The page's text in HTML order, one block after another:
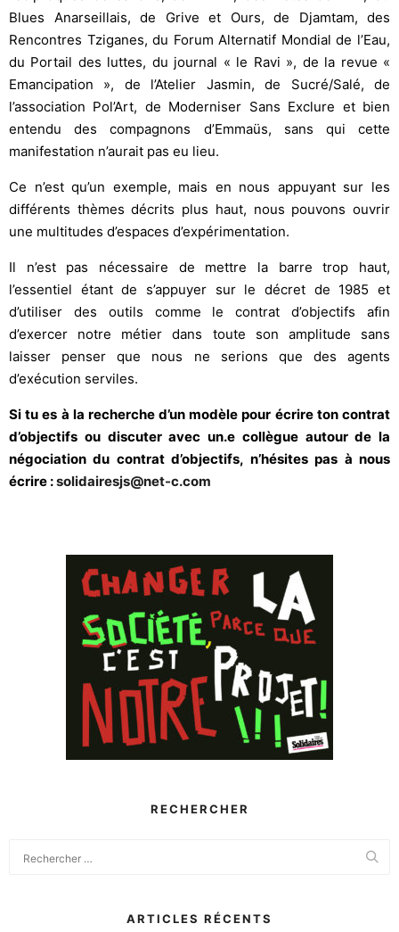
Blues Anarseillais, de Grive et Ours, de Djamtam, des
Rencontres Tziganes, du Forum Alternatif Mondial de l’Eau,
du Portail des luttes, du journal « le Ravi », de la revue «
Emancipation », de l’Atelier Jasmin, de Sucré/Salé, de
l’association Pol’Art, de Moderniser Sans Exclure et bien
entendu des compagnons d’Emmaüs, sans qui cette
manifestation n’aurait pas eu lieu.
Ce n’est qu’un exemple, mais en nous appuyant sur les
différents thèmes décrits plus haut, nous pouvons ouvrir
une multitudes d’espaces d’expérimentation.
Il n’est pas nécessaire de mettre la barre trop haut,
l’essentiel étant de s’appuyer sur le décret de 1985 et
d’utiliser des outils comme le contrat d’objectifs afin
d’exercer notre métier dans toute son amplitude sans
laisser penser que nous ne serions que des agents
d’exécution serviles.
Si tu es à la recherche d’un modèle pour écrire ton contrat
d’objectifs ou discuter avec un.e collègue autour de la
négociation du contrat d’objectifs, n’hésites pas à nous
écrire :solidairesjs@net-c.com
RECHERCHER
ARTICLES RÉCENTS